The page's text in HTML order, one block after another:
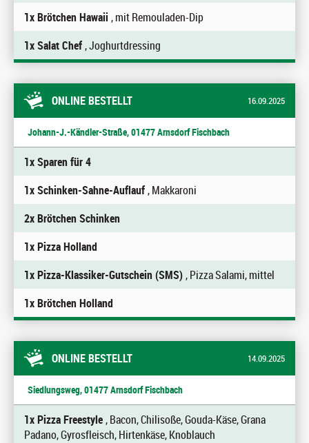
1x Brötchen Hawaii , mit Remouladen-Dip
1x Salat Chef, Joghurtdressing
ONLINE BESTELLT 16.09.2025
Johann-J.-Kändler-Straße, 01477 Arnsdorf Fischbach
1x Sparen für 4
1x Schinken-Sahne-Auflauf, Makkaroni
2x Brötchen Schinken
1x Pizza Holland
1x Pizza-Klassiker-Gutschein (SMS), Pizza Salami, mittel
1x Brötchen Holland
ONLINE BESTELLT 14.09.2025
Siedlungsweg, 01477 Arnsdorf Fischbach
1x Pizza Freestyle, Bacon, Chilisoße, Gouda-Käse, Grana
Padano, Gyrosfleisch, Hirtenkäse, Knoblauch